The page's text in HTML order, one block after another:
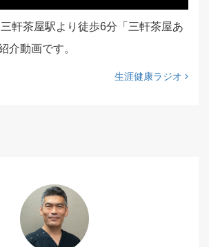
軒茶屋駅より徒歩6分「三軒茶屋あ
介動画です。
生涯健康ラジオ